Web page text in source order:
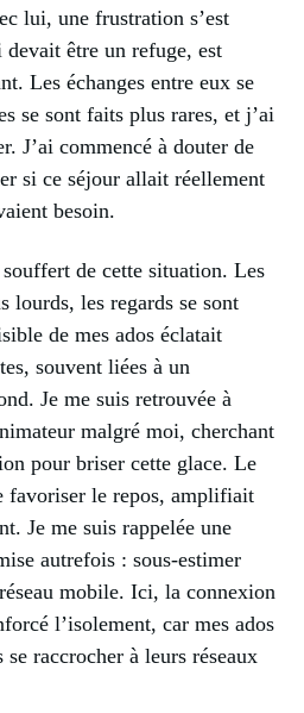
lui, une frustration s’est
être un refuge, est
Les échanges entre eux se
se sont faits plus rares, et j’ai
J’ai commencé à douter de
si ce séjour allait réellement
besoin.
de cette situation. Les
lourds, les regards se sont
de mes ados éclatait
souvent liées à un
Je me suis retrouvée à
malgré moi, cherchant
pour briser cette glace. Le
favoriser le repos, amplifiait
Je me suis rappelée une
autrefois : sous-estimer
mobile. Ici, la connexion
l’isolement, car mes ados
raccrocher à leurs réseaux